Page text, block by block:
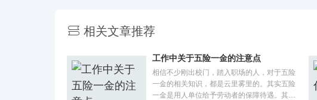
相关文章推荐
工作中关于五险一金的注意点
相信不少刚出校门，踏入职场的人，对于五险
一金的相关知识，都是云里雾里的。其实五险
一金是用人单位给予劳动者的保障待遇。其中